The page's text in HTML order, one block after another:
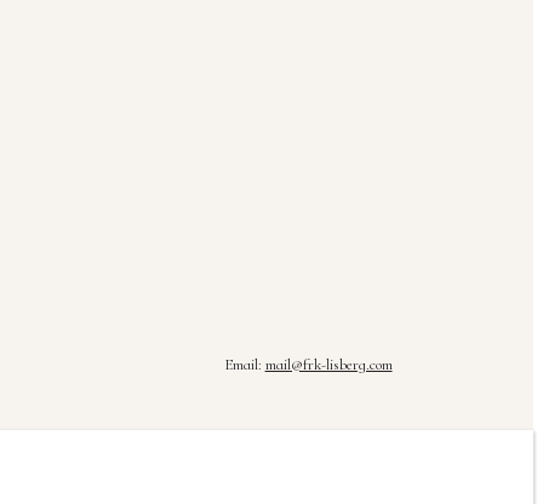
Email: mail@frk-lisberg.com